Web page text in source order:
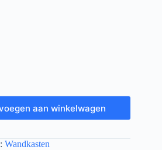
aan winkelwagen
Wandkasten